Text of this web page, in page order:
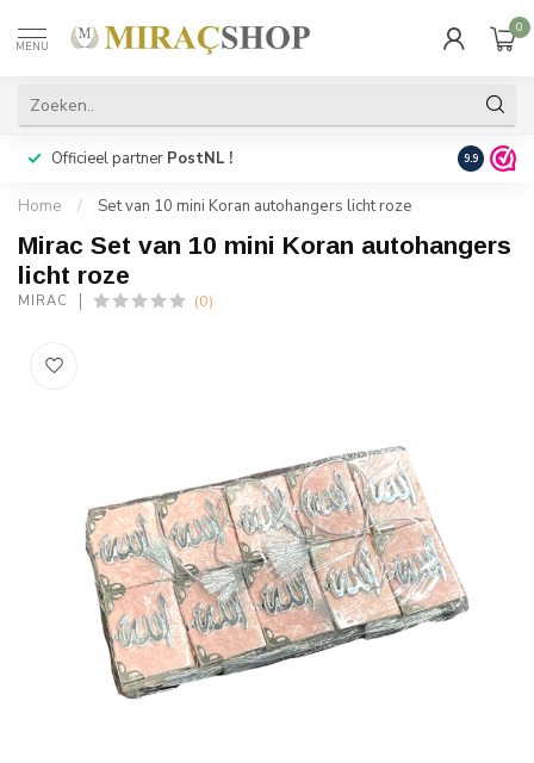
MENU
0
Officieel partner PostNL ! Snelle
9.9
Home / Set van 10 mini Koran autohangers licht roze
Mirac Set van 10 mini Koran autohangers
licht roze
MIRAC (0)